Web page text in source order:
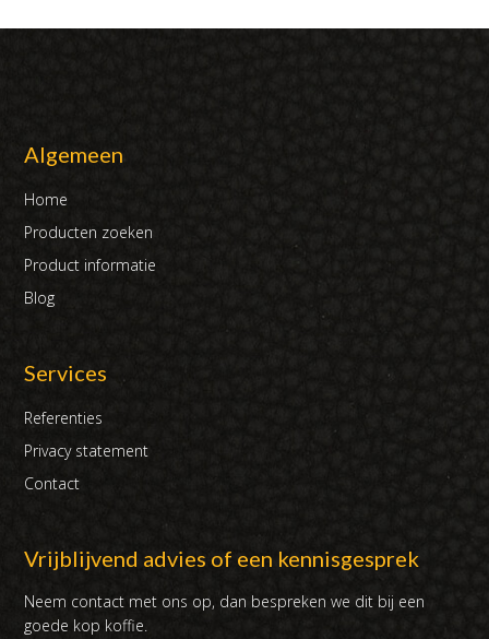
Algemeen
Home
Producten zoeken
Product informatie
Blog
Services
Referenties
Privacy statement
Contact
Vrijblijvend advies of een kennisgesprek
Neem contact met ons op, dan bespreken we dit bij een
goede kop koffie.